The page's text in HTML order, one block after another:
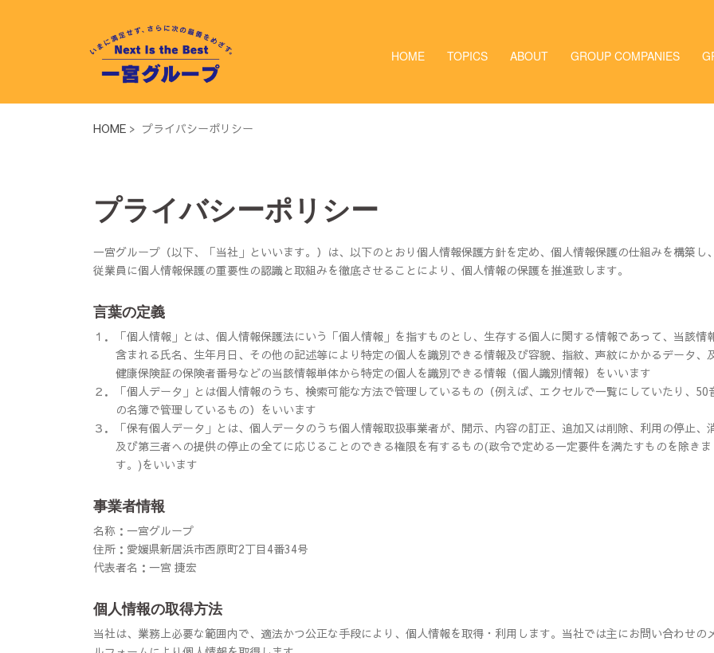
へ
HOME TOPICS ABOUT GROUP COMPANIES
HOME > プライバシーポリシー
プライバシーポリシー
一宮グループ（以下、「当社」といいます。）は、以下のとおり個人情報保護方針を定め、個人情報保護の仕組みを構築し
従業員に個人情報保護の重要性の認識と取組みを徹底させることにより、個人情報の保護を推進致します。
言葉の定義
１．
「個人情報」とは、個人情報保護法にいう「個人情報」を指すものとし、生存する個人に関する情報であって、当該情
含まれる氏名、生年月日、その他の記述等により特定の個人を識別できる情報及び容貌、指紋、声紋にかかるデータ、
健康保険証の保険者番号などの当該情報単体から特定の個人を識別できる情報（個人識別情報）をいいます
２．
「個人データ」とは個人情報のうち、検索可能な方法で管理しているもの（例えば、エクセルで一覧にしていたり、50
の名簿で管理しているもの）をいいます
３．
「保有個人データ」とは、個人データのうち個人情報取扱事業者が、開示、内容の訂正、追加又は削除、利用の停止、
及び第三者への提供の停止の全てに応じることのできる権限を有するもの(政令で定める一定要件を満たすものを除きま
す。)をいいます
事業者情報
名称：一宮グループ
住所：愛媛県新居浜市西原町2丁目4番34号
代表者名：一宮 捷宏
個人情報の取得方法
当社は、業務上必要な範囲内で、適法かつ公正な手段により、個人情報を取得・利用します。当社では主にお問い合わせの